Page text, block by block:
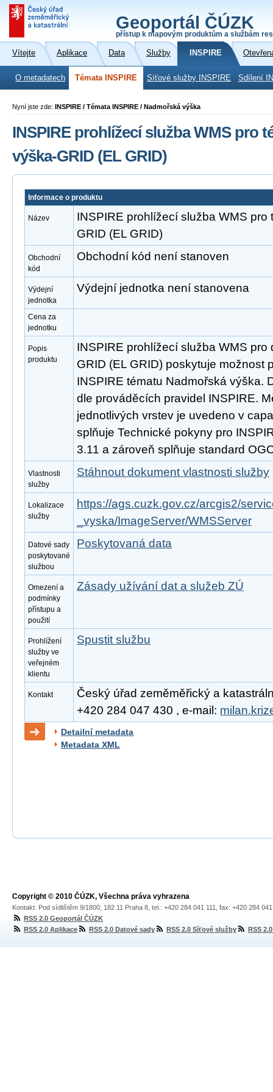
Geoportál ČÚZK
přístup k mapovým produktům a službám
Vítejte Aplikace Data Služby INSPIRE
O metadatech Témata INSPIRE Síťové služby INSPIRE Sdílení
Nyní jste zde: INSPIRE / Témata INSPIRE / Nadmořská výška
INSPIRE prohlížecí služba WMS pro
výška-GRID (EL GRID)
Informace o produktu
Název
INSPIRE prohlížecí služba WMS
GRID (EL GRID)
Obchodní
kód
Obchodní kód není stanoven
Výdejní
jednotka
Výdejní jednotka není stanovena
Cena za
jednotku
Popis
produktu
INSPIRE prohlížecí služba WMS
GRID (EL GRID) poskytuje možnost
INSPIRE tématu Nadmořská výška.
dle prováděcích pravidel INSPIRE.
jednotlivých vrstev je uvedeno v
splňuje Technické pokyny pro
3.11 a zároveň splňuje standard
Vlastnosti
služby
Stáhnout dokument vlastnosti služby
Lokalizace
služby
https://ags.cuzk.gov.cz/arcgis2/
_vyska/ImageServer/WMSServer
Datové sady
poskytované
službou
Poskytovaná data
Omezení a
podmínky
přístupu a
použití
Zásady užívání dat a služeb ZÚ
Prohlížení
služby ve
veřejném
klientu
Spustit službu
Kontakt
Český úřad zeměměřický a
+420 284 047 430 , e-mail:
Detailní metadata
Metadata XML
Copyright © 2010 ČÚZK, Všechna práva vyhrazena
Kontakt: Pod sídlištěm 9/1800, 182 11 Praha 8, tel.: +420 284 041 111, fax: +420 284
RSS 2.0 Geoportál ČÚZK
RSS 2.0 Aplikace
RSS 2.0 Datové sady RSS 2.0 Síťové služby RSS